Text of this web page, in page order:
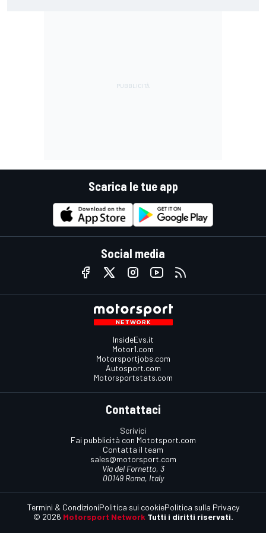
Scarica le tue app
Social media
InsideEvs.it
Motor1.com
Motorsportjobs.com
Autosport.com
Motorsportstats.com
Contattaci
Scrivici
Fai pubblicità con Mototsport.com
Contatta il team
sales@motorsport.com
Via del Fornetto, 3
00149 Roma, Italy
© 2026 Motorsport Network Tutti i diritti riservati.
Termini & CondizioniPolitica sui cookiePolitica sulla Privacy